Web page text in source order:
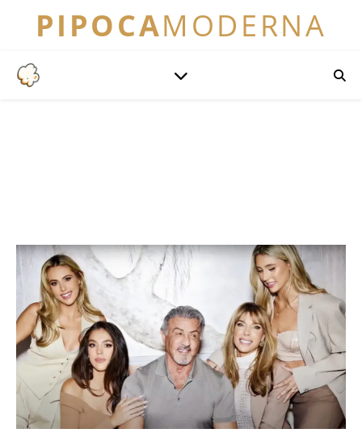
PIPOCAMODERNA